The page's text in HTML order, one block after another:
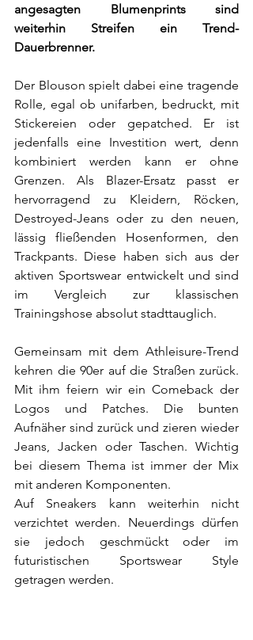
angesagten Blumenprints sind
weiterhin Streifen ein Trend-
Dauerbrenner.
Der Blouson spielt dabei eine tragende
Rolle, egal ob unifarben, bedruckt, mit
Stickereien oder gepatched. Er ist
jedenfalls eine Investition wert, denn
kombiniert werden kann er ohne
Grenzen. Als Blazer-Ersatz passt er
hervorragend zu Kleidern, Röcken,
Destroyed-Jeans oder zu den neuen,
lässig fließenden Hosenformen, den
Trackpants. Diese haben sich aus der
aktiven Sportswear entwickelt und sind
im Vergleich zur klassischen
Trainingshose absolut stadttauglich.
Gemeinsam mit dem Athleisure-Trend
kehren die 90er auf die Straßen zurück.
Mit ihm feiern wir ein Comeback der
Logos und Patches. Die bunten
Aufnäher sind zurück und zieren wieder
Jeans, Jacken oder Taschen. Wichtig
bei diesem Thema ist immer der Mix
mit anderen Komponenten.
Auf Sneakers kann weiterhin nicht
verzichtet werden. Neuerdings dürfen
sie jedoch geschmückt oder im
futuristischen Sportswear Style
getragen werden.